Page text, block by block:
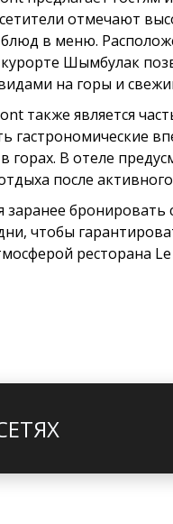
отмечают
в меню.
Шымбулак
на горы и
также является
гастрономические
горах. В отеле
после
заранее
чтобы
ресторана